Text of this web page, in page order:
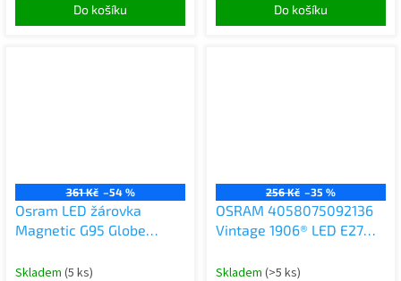
Do košíku Do košíku
361 Kč –54 %
Osram LED žárovka
Magnetic G95 Globe
E27 Gold 120lm teplá bílá
Skladem (5 ks)
256 Kč –35 %
OSRAM 4058075092136
Vintage 1906® LED E27
Skladem (>5 ks)